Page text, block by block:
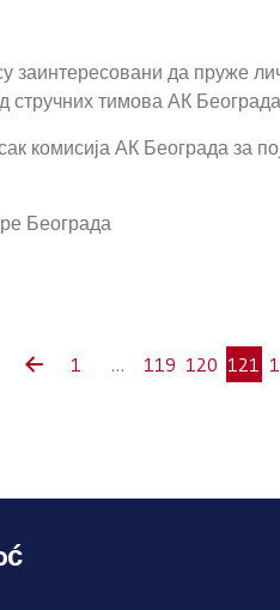
заинтересовани да пруже
стручних тимова АК
комисија АК Београда за
Београда
1 … 119 120 121